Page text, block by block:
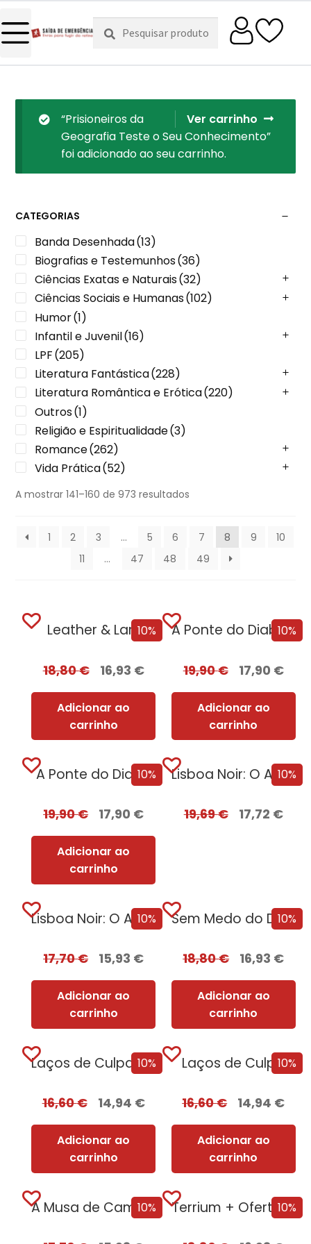
Pesquisar
por:
Pesquisa
Ver carrinho
“Prisioneiros da
Geografia Teste o Seu Conhecimento”
foi adicionado ao seu carrinho.
CATEGORIAS
Banda Desenhada(13)
Biografias e Testemunhos(36)
Ciências Exatas e Naturais(32)
Ciências Sociais e Humanas(102)
Humor(1)
Infantil e Juvenil(16)
LPF(205)
Literatura Fantástica(228)
Literatura Romântica e Erótica(220)
Outros(1)
Religião e Espiritualidade(3)
Romance(262)
Vida Prática(52)
A mostrar 141–160 de 973 resultados
1 2 3 … 5 6 7 8 9
10
11
… 47 48 49
10%
Leather & Lark
18,80€ 16,93 €
Adicionar ao
carrinho
10%
A Ponte do Diabo + Oferta Recordação...
19,90€ 17,90 €
Adicionar ao
carrinho
10%
A Ponte do Diabo
19,90€ 17,90 €
Adicionar ao
carrinho
10%
Lisboa Noir: O Ano Negro de 1929...
19,69€ 17,72 €
10%
Lisboa Noir: O Ano Negro de 1929
17,70€ 15,93 €
Adicionar ao
carrinho
10%
Sem Medo do Destino [Nova Edição]
18,80€ 16,93 €
Adicionar ao
carrinho
10%
Laços de Culpa + Oferta Ao Pôr...
16,60€ 14,94 €
Adicionar ao
carrinho
10%
Laços de Culpa
16,60€ 14,94 €
Adicionar ao
carrinho
10%
A Musa de Camões [Nova Edição] 10%
Terrium + Oferta Lago do Silêncio